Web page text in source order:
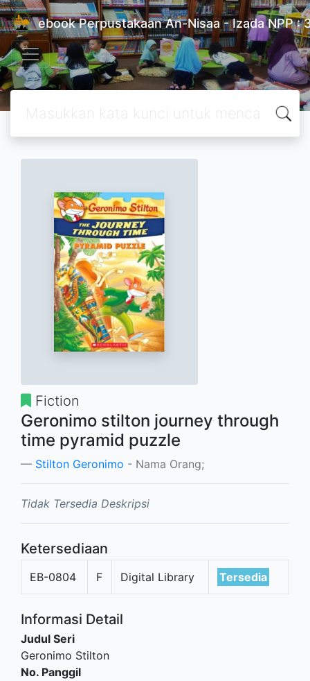
ebook Perpustakaan An-Nisaa - Izada NPP
Fiction
Geronimo stilton journey through
time pyramid puzzle
Stilton Geronimo - Nama Orang;
Tidak Tersedia Deskripsi
Ketersediaan
EB-0804 F Digital Library Tersedia
Informasi Detail
Judul Seri
Geronimo Stilton
No. Panggil